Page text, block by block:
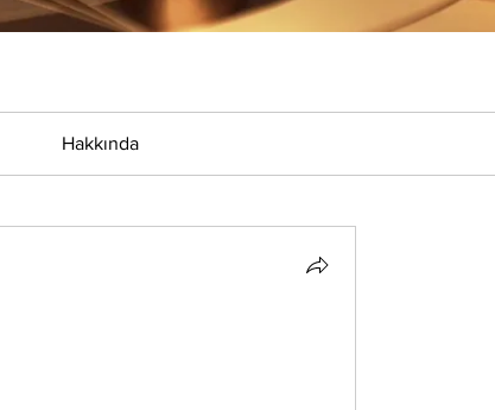
Hakkında